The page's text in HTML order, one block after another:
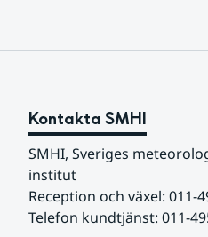
Kontakta SMHI
SMHI, Sveriges
institut
Reception och växel: 011-
Telefon kundtjänst: 011-